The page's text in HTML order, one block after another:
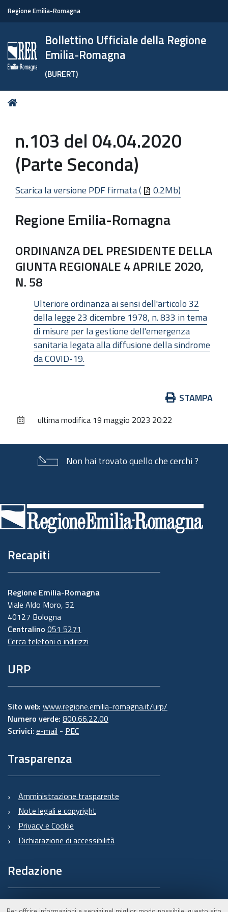
Regione Emilia-Romagna
Bollettino Ufficiale della Regione
Emilia-Romagna
(BURERT)
Tu
n.103 del 04.04.2020
(Parte Seconda)
Scarica la versione PDF firmata ( 0.2Mb)
Regione Emilia-Romagna
ORDINANZA DEL PRESIDENTE DELLA
GIUNTA REGIONALE 4 APRILE 2020,
N. 58
Ulteriore ordinanza ai sensi dell'articolo 32
della legge 23 dicembre 1978, n. 833 in tema
di misure per la gestione dell'emergenza
sanitaria legata alla diffusione della sindrome
da COVID-19.
documento
STAMPA
ultima modifica 19 maggio 2023 20:22
Non hai trovato quello che cerchi ?
di
pagina
Recapiti
Regione Emilia-Romagna
Viale Aldo Moro, 52
40127 Bologna
Centralino 051 5271
Cerca telefoni o indirizzi
URP
Sito web: www.regione.emilia-romagna.it/urp/
Numero verde: 800.66.22.00
Scrivici: e-mail - PEC
Trasparenza
Amministrazione trasparente
Note legali e copyright
Privacy e Cookie
Dichiarazione di accessibilità
Redazione
Informazioni sul Burert